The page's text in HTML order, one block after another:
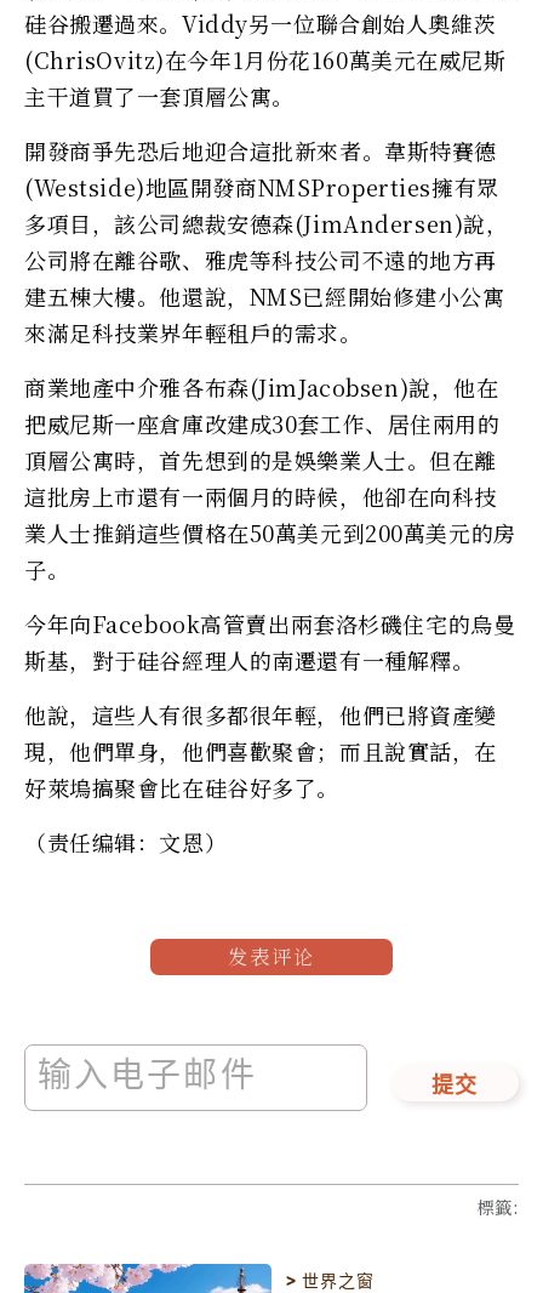
硅谷搬遷過來。Viddy另一位聯合創始人奧維茨
(ChrisOvitz)在今年1月份花160萬美元在威尼斯
主干道買了一套頂層公寓。
開發商爭先恐后地迎合這批新來者。韋斯特賽德
(Westside)地區開發商NMSProperties擁有眾
多項目，該公司總裁安德森(JimAndersen)說，
公司將在離谷歌、雅虎等科技公司不遠的地方再
建五棟大樓。他還說，NMS已經開始修建小公寓
來滿足科技業界年輕租戶的需求。
商業地產中介雅各布森(JimJacobsen)說，他在
把威尼斯一座倉庫改建成30套工作、居住兩用的
頂層公寓時，首先想到的是娛樂業人士。但在離
這批房上市還有一兩個月的時候，他卻在向科技
業人士推銷這些價格在50萬美元到200萬美元的房
子。
今年向Facebook高管賣出兩套洛杉磯住宅的烏曼
斯基，對于硅谷經理人的南遷還有一種解釋。
他說，這些人有很多都很年輕，他們已將資產變
現，他們單身，他們喜歡聚會；而且說實話，在
好萊塢搞聚會比在硅谷好多了。
（责任编辑：文恩）
发表评论
提交
標籤:
>世界之窗